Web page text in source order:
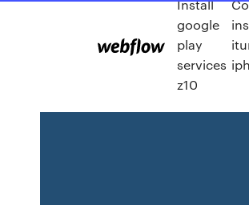
Install
google
play
services
z10